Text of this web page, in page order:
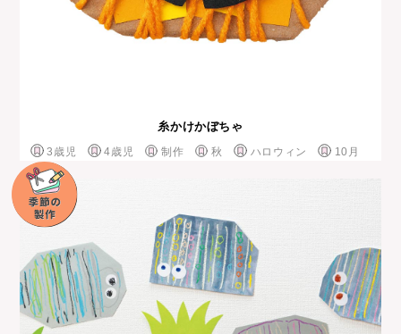
糸かけかぼちゃ
3歳児 4歳児 制作 秋 ハロウィン 10月